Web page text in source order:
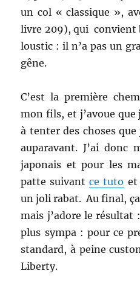
un col « classique »,
livre 209), qui convient
loustic : il n’a pas un
gêne.
C’est la première
mon fils, et j’avoue que
à tenter des choses
auparavant. J’ai donc
japonais et pour les
patte suivantce tuto et
un joli rabat. Au final,
mais j’adore le résultat
plus sympa : pour ce
standard, à peine
Liberty.